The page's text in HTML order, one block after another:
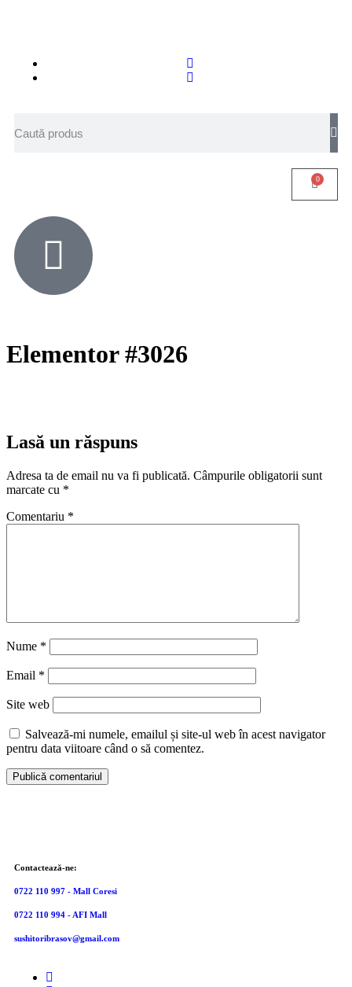
Elementor #3026
Lasă un răspuns
Adresa ta de email nu va fi publicată. Câmpurile obligatorii sunt
marcate cu *
Comentariu *
Nume *
Email *
Site web
Salvează-mi numele, emailul și site-ul web în acest navigator
pentru data viitoare când o să comentez.
Contactează-ne:
0722 110 997 - Mall Coresi
0722 110 994 - AFI Mall
sushitoribrasov@gmail.com